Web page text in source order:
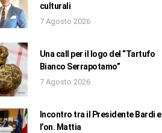
culturali
7 Agosto 2026
Una call per il logo del “Tartufo
Bianco Serrapotamo”
7 Agosto 2026
Incontro tra il Presidente Bardi e
l’on. Mattia